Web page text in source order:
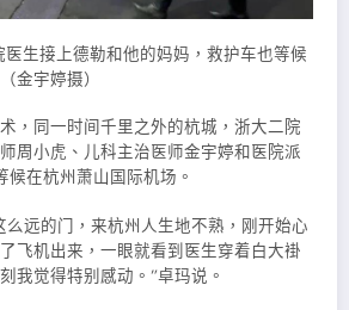
医生接上德勒和他的妈妈，救护车也等候
金宇婷摄）
，同一时间千里之外的杭城，浙大二院
周小虎、儿科主治医师金宇婷和医院派
候在杭州萧山国际机场。
么远的门，来杭州人生地不熟，刚开始心
飞机出来，一眼就看到医生穿着白大褂
我觉得特别感动。”卓玛说。